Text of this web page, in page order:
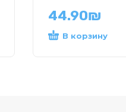
44.90₪
В корзину